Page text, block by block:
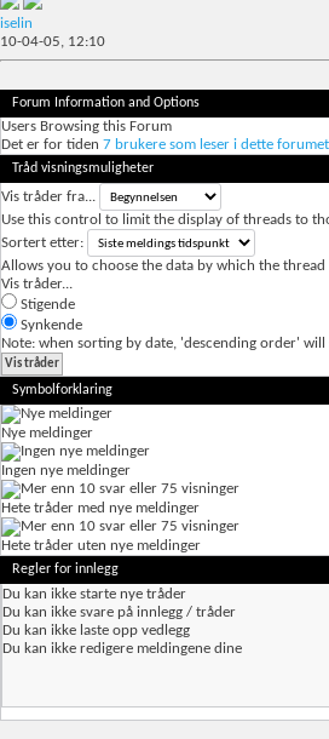
iselin
10-04-05, 12:10
Forum Information and Options
Users Browsing this Forum
Det er for tiden 7 brukere som leser i dette forumet
Tråd visningsmuligheter
Vis tråder fra...
Use this control to limit the display of threads to
Sortert etter:
Allows you to choose the data by which the
Vis tråder...
Stigende
Synkende
Note: when sorting by date, 'descending order'
Symbolforklaring
Nye meldinger
Ingen nye meldinger
Hete tråder med nye meldinger
Hete tråder uten nye meldinger
Regler for innlegg
Du kan ikke starte nye tråder
Du kan ikke svare på innlegg / tråder
Du kan ikke laste opp vedlegg
Du kan ikke redigere meldingene dine